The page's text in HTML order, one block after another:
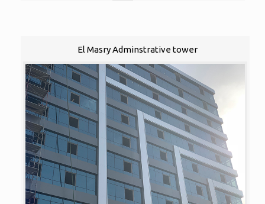
El Masry Adminstrative tower